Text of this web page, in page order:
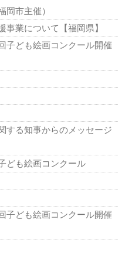
岡市主催）
業について【福岡県】
子ども絵画コンクール開催
する知事からのメッセージ
ども絵画コンクール
子ども絵画コンクール開催